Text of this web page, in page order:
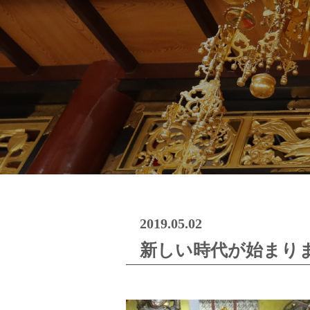
2019.05.02
新しい時代が始まり